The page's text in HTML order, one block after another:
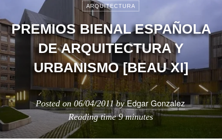
ARQUITECTURA
PREMIOS BIENAL ESPAÑOLA
DE ARQUITECTURA Y
URBANISMO [BEAU XI]
Posted on 06/04/2011 byEdgar Gonzalez
Reading time9 minutes